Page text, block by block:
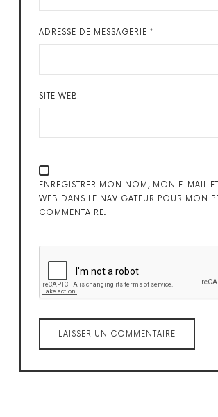
ADRESSE DE MESSAGERIE *
SITE WEB
ENREGISTRER MON NOM, MON E-MAIL
WEB DANS LE NAVIGATEUR POUR MON
COMMENTAIRE.